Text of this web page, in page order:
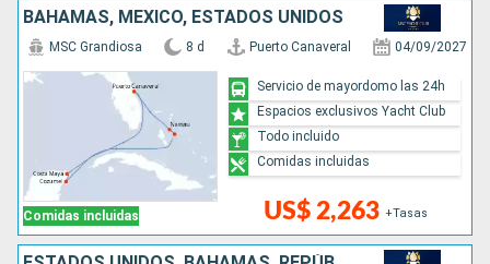
BAHAMAS, MÉXICO, ESTADOS UNIDOS
Comidas incluidas
MSC Grandiosa 8 d Puerto Canaveral 04/09/2027
US$ 2,263 +Tasas
Servicio de mayordomo las 24h
Espacios exclusivos Yacht Club
Todo incluido
Comidas incluidas